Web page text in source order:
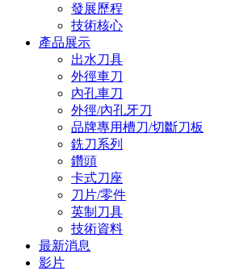
發展歷程
技術核心
產品展示
出水刀具
外徑車刀
內孔車刀
外徑/內孔牙刀
品牌專用槽刀/切斷刀板
銑刀系列
鑽頭
卡式刀座
刀片/零件
英制刀具
技術資料
最新消息
影片